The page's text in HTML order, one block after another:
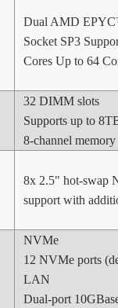
Dual AMD
Socket SP3
Cores Up to 64
32 DIMM slots
Supports up to
8-channel memory
8x 2.5" hot-swap
support with
NVMe
12 NVMe ports
LAN
Dual-port